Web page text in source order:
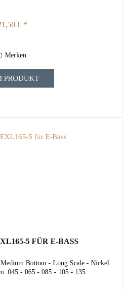
€ *
Merken
PRODUKT
5 FÜR E-BASS
Bottom - Long Scale - Nickel
045 - 065 - 085 - 105 - 135